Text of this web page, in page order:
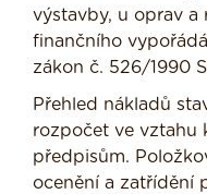
výstavby, u oprav a
finančního
zákon č. 526/1990
Přehled nákladů
rozpočet ve vztahu
předpisům.
ocenění a zatřídění